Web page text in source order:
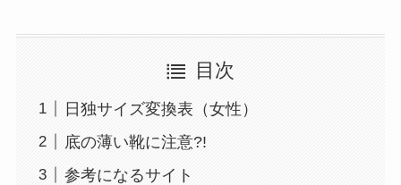
目次
日独サイズ変換表（女性）
底の薄い靴に注意?!
参考になるサイト